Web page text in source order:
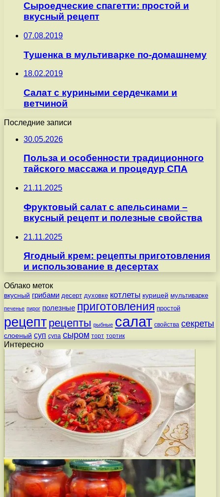
Сыроедческие спагетти: простой и
вкусный рецепт
07.08.2019
Тушенка в мультиварке по-домашнему
18.02.2019
Салат с куриными сердечками и
ветчиной
Последние записи
30.05.2026
Польза и особенности традиционного
тайского массажа и процедур СПА
21.11.2025
Фруктовый салат с апельсинами –
вкусный рецепт и полезные свойства
21.11.2025
Ягодный крем: рецепты приготовления
и использование в десертах
Облако меток
вкусный грибами десерт духовке котлеты курицей мультиварке
печенье пирог полезные приготовления простой
рецепт рецепты рыбные салат свойства секреты
слоеный суп супа сыром торт тортик
Интересно